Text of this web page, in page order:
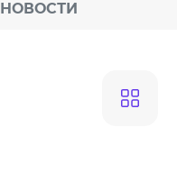
НОВОСТИ